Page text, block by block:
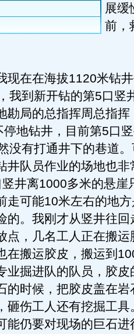
展缓
前，
在在海拔1120米钻井
我到新开钻的第5口竖
勘局的总指挥周总指挥
地钻井，目前第5口
没有打通井下的巷道
井队员作业的场地也非
井离1000多米的悬崖
走可能10米左右的地
的。我刚才从竖井往回
点，几名工人正在搬运
在搬运胶皮，搬运到
业掘进队的队员，胶皮
的时候，把胶皮盖在岩
砸伤工人还有挖掘工具
能仍要对现场的巨石进